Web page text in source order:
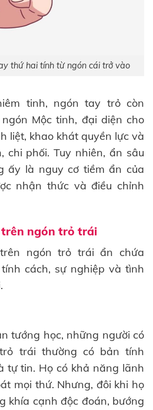
thứ hai tính từ ngón cái trở vào
tinh, ngón tay trỏ còn
Mộc tinh, đại diện cho
liệt, khao khát quyền lực và
chi phối. Tuy nhiên, ẩn sâu
ấy là nguy cơ tiềm ẩn của
nhận thức và điều chỉnh
trên ngón trỏ trái
ngón trỏ trái ẩn chứa
cách, sự nghiệp và tình
tướng học, những người có
trái thường có bản tính
tự tin. Họ có khả năng lãnh
mọi thứ. Nhưng, đôi khi họ
khía cạnh độc đoán, bướng